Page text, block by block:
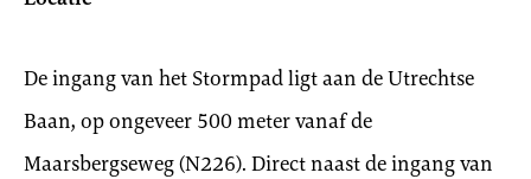
De ingang van het Stormpad ligt aan de Utrechtse
Baan, op ongeveer 500 meter vanaf de
Maarsbergseweg (N226). Direct naast de ingang van